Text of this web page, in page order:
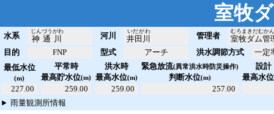
室牧
水系 神通川
じんづうがわ
河川 井田川
いだがわ
管理者 室牧ダム管
むろまきだむか
目的 FNP 型式 アーチ 洪水調節方式
一定
最低水位
(m)
227.00
平常時
最高貯水位(m)
259.00
洪水時
最高水位(m)
259.00
緊急放流(異常洪水時防災操作)
判断水位(m)
257.00
設計
最高水位
雨量観測所情報